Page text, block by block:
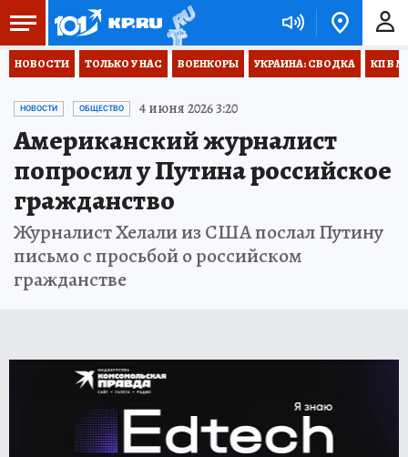
НОВОСТИ ТОЛЬКО У НАС ВОЕНКОРЫ УКРАИНА: СВОДКА КП В
НОВОСТИ ОБЩЕСТВО 4 июня 2026 3:20
Американский журналист
попросил у Путина российское
гражданство
Журналист Хелали из США послал Путину
письмо с просьбой о российском
гражданстве